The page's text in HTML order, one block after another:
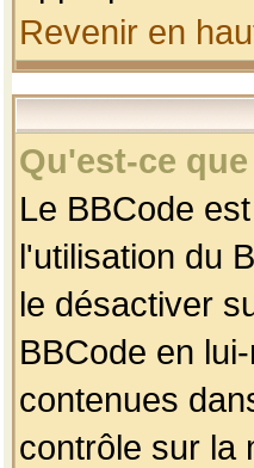
Revenir en
Qu'est-ce
Le BBCode
l'utilisation du
le désactiver
BBCode en
contenues
contrôle sur la